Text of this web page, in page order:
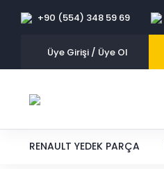
+90 (554) 348 59 69
Üye Girişi / Üye Ol
RENAULT YEDEK PARÇA